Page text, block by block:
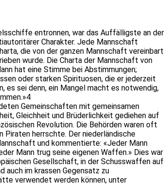
entronnen, war das Auffälligste an der
Charakter. Jede Mannschaft
die von der ganzen Mannschaft vereinbart
wurde. Die Charta der Mannschaft von
hat eine Stimme bei Abstimmungen;
oder starken Spirituosen, die er jederzeit
es sei denn, ein Mangel macht es notwendig,
Gemeinschaften mit gemeinsamen
Gleichheit und Brüderlichkeit gediehen auf
Revolution. Die Behörden waren oft
Piraten herrschte. Der niederländische
und kommentierte: «Jeder Mann
Mann trug seine eigenen Waffen.» Dies war
Gesellschaft, in der Schusswaffen auf
auch im krassen Gegensatz zu
verwendet werden können, unter